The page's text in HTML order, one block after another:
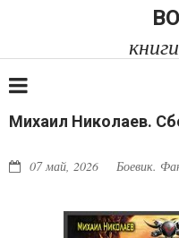
Михаил Николаев.
07 май, 2026 Боевик.